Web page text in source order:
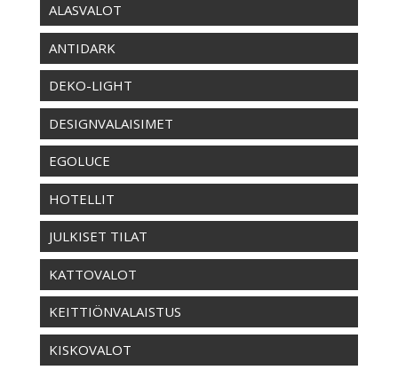
ALASVALOT
ANTIDARK
DEKO-LIGHT
DESIGNVALAISIMET
EGOLUCE
HOTELLIT
JULKISET TILAT
KATTOVALOT
KEITTIÖNVALAISTUS
KISKOVALOT